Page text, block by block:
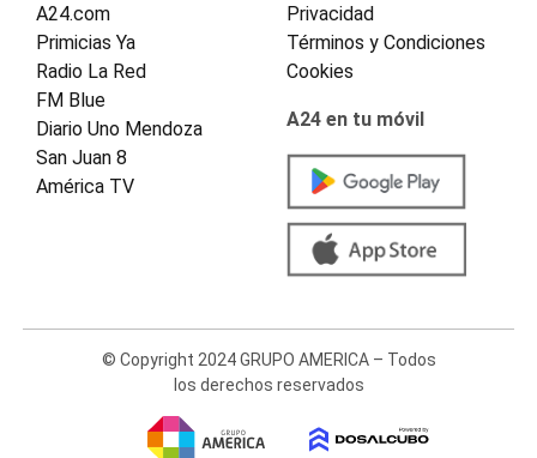
A24.com
Primicias Ya
Radio La Red
FM Blue
Diario Uno Mendoza
San Juan 8
América TV
Privacidad
Términos y Condiciones
Cookies
A24 en tu móvil
© Copyright 2024 GRUPO AMERICA – Todos
los derechos reservados